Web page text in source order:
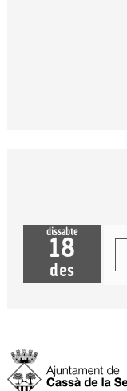
dissabte
18
des